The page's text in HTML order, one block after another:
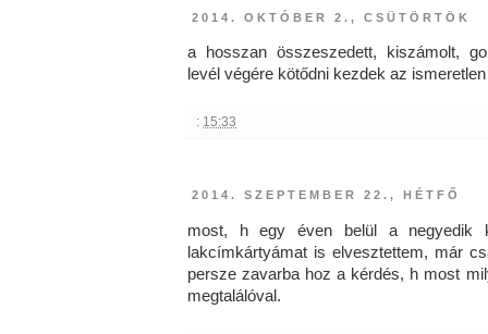
2014. OKTÓBER 2., CSÜTÖRTÖK
a hosszan összeszedett, kiszámolt,
levél végére kötődni kezdek az
: 15:33
2014. SZEPTEMBER 22., HÉTFŐ
most, h egy éven belül a negyedik
lakcímkártyámat is elvesztettem, már
persze zavarba hoz a kérdés, h most
megtalálóval.